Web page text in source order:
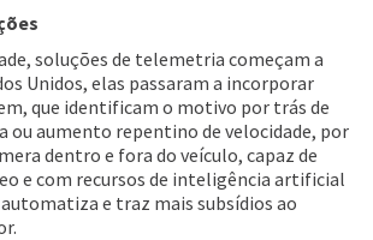
soluções de telemetria começam a
Unidos, elas passaram a incorporar
que identificam o motivo por trás de
ou aumento repentino de velocidade, por
dentro e fora do veículo, capaz de
e com recursos de inteligência artificial
e traz mais subsídios ao